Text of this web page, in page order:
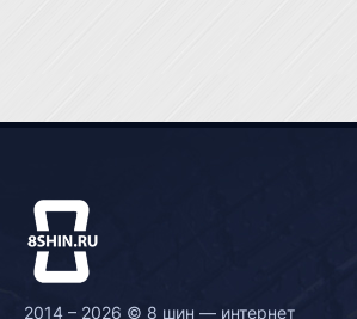
2014 – 2026 © 8 шин — интернет